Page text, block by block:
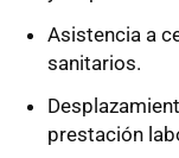
Asistencia a
sanitarios.
prestación